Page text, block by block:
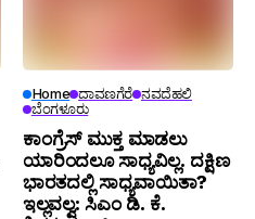
Home ದಾವಣಗೆರೆ ನವದೆಹಲಿ
ಬೆಂಗಳೂರು
ಕಾಂಗ್ರೆಸ್ ಮುಕ್ತ ಮಾಡಲು
ಯಾರಿಂದಲೂ ಸಾಧ್ಯವಿಲ್ಲ. ದಕ್ಷಿಣ
ಭಾರತದಲ್ಲಿ ಸಾಧ್ಯವಾಯಿತಾ?
ಇಲ್ಲವಲ್ವ: ಸಿಎಂ ಡಿ. ಕೆ.